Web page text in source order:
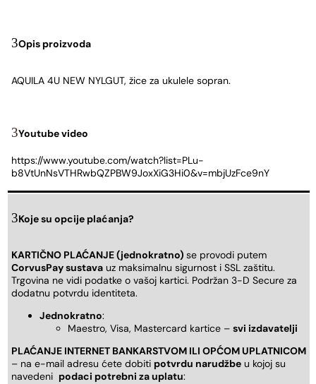
Opis proizvoda
AQUILA 4U NEW NYLGUT, žice za ukulele sopran.
Youtube video
https://www.youtube.com/watch?list=PLu-
b8VtUnNsVTHRwbQZPBW9JoxXiG3Hi0&v=mbjUzFce9nY
Koje su opcije plaćanja?
KARTIČNO PLAĆANJE (jednokratno) se provodi putem
CorvusPay sustava uz maksimalnu sigurnost i SSL zaštitu.
Trgovina ne vidi podatke o vašoj kartici. Podržan 3-D Secure za
dodatnu potvrdu identiteta.
Jednokratno:
Maestro, Visa, Mastercard kartice – svi izdavatelji
PLAĆANJE INTERNET BANKARSTVOM ILI OPĆOM UPLATNICOM
– na e-mail adresu ćete dobiti potvrdu narudžbe u kojoj su
navedeni podaci potrebni za uplatu: